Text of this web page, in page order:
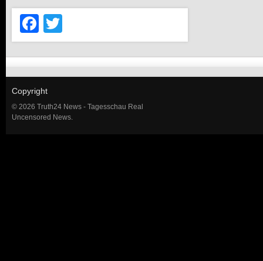
Facebook
Copyright
© 2026 Truth24 News - Tagesschau Real
Uncensored News.